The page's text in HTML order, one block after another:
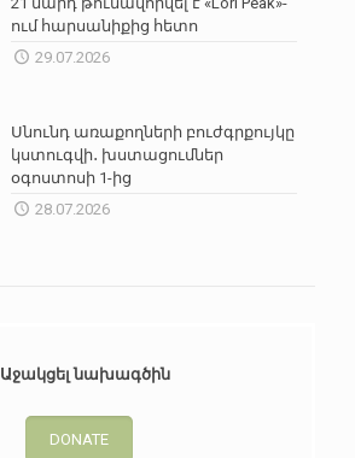
ում հարսանիքից հետո
29.07.2026
Սնունդ առաքողների բուժգրքույկը
կստուգվի․ խստացումներ
օգոստոսի 1-ից
28.07.2026
Աջակցել նախագծին
DONATE